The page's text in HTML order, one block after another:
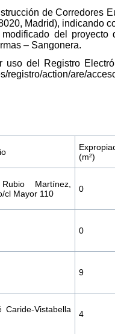
de Corredores
Madrid), indicando
del proyecto
– Sangonera.
del Registro
registro/action/are/
(m²)
Martínez,
cl Mayor 110
0
0
9
Caride-Vistabella
4